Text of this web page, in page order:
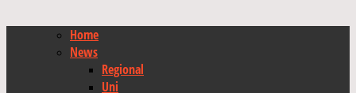
Home
News
Regional
Uni